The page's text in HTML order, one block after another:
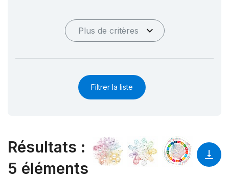
Plus de critères
Filtrer la liste
Résultats :
5 éléments